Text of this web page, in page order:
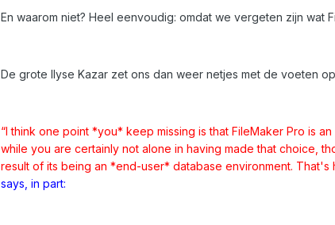
En waarom niet? Heel eenvoudig: omdat we vergeten zijn
De grote Ilyse Kazar zet ons dan weer netjes met de voeten
“I think one point *you* keep missing is that FileMaker Pro is
while you are certainly not alone in having made that choice,
result of its being an *end-user* database environment.
says, in part: